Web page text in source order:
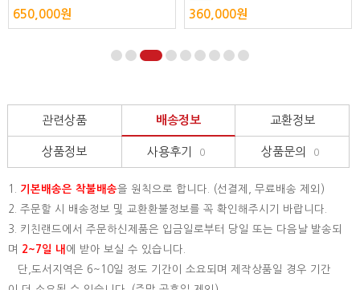
원 360,000원
관련상품 배송정보 교환정보
상품정보 사용후기 0 상품문의 0
1. 기본배송은 착불배송을 원칙으로 합니다. (선결제, 무료배송 제외)
2. 주문할 시 배송정보 및 교환환불정보를 꼭 확인해주시기 바랍니다.
3. 키친랜드에서 주문하신제품은 입금일로부터 당일 또는 다음날 발송되
며
2~7일 내 에 받아 보실 수 있습니다.
단,도서지역은 6~10일 정도 기간이 소요되며 제작상품일 경우 기간